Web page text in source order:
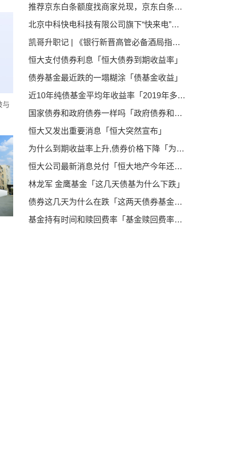
与
推荐京东白条额度找商家兑现，京东白条秒到商家介绍
北京中科快电科技有限公司旗下“快来电”项目：获知名企业中健华程（北京）科技有限公司A轮2500万融资引领新能源汽车充电桩产业新篇章
凯哥升职记 | 《银行新晋高管必备酒局指南》
恒大支付债券利息「恒大债券到期收益率」
债券基金最近跌的一塌糊涂「债基金收益」
近10年纯债基金平均年收益率「2019年多只中长期纯债基金收益率超5 最高收益率38 95 」
国家债券和政府债券一样吗「政府债券和国债的区别」
恒大又发出重要消息「恒大突然宣布」
为什么到期收益率上升,债券价格下降「为什么债券价格和收益率成反比」
恒大公司最新消息兑付「恒大地产今年还会动工吗」
林龙军 金鹰基金「这几天债基为什么下跌」
债券这几天为什么在跌「这两天债券基金怎么回事」
基金持有时间和赎回费率「基金赎回费率一般多少」